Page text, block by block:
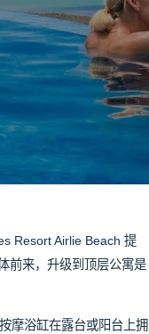
Resort Airlie Beach 提
前来，升级到顶层公寓是
摩浴缸在露台或阳台上拥